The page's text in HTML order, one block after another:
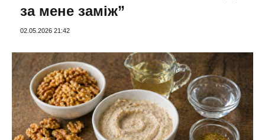
за мене заміж”
02.05.2026 21:42